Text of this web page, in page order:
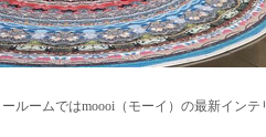
ルームではmoooi（モーイ）の最新イン